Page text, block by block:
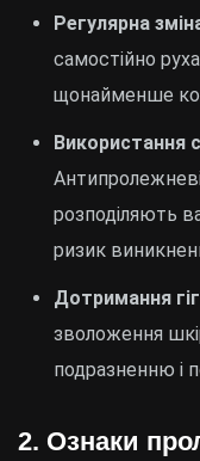
Регулярна
самостійно
щонайменше
Використання
розподіляють
ризик
Дотримання
зволоження
подразненню і
2. Ознаки